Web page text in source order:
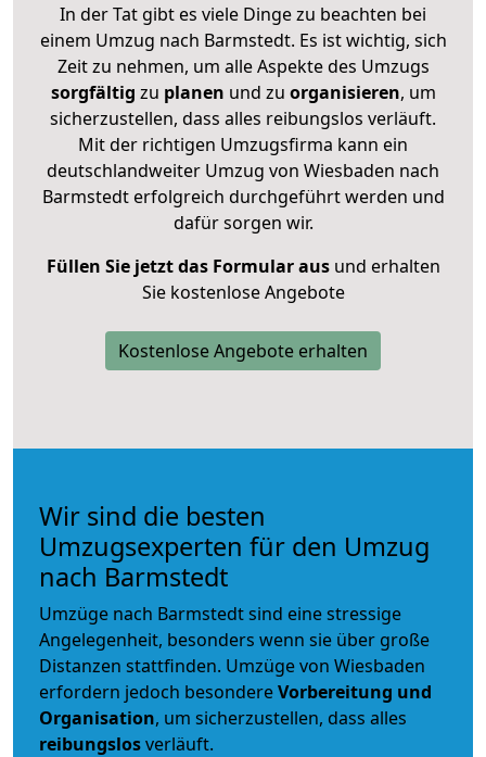
In der Tat gibt es viele Dinge zu beachten bei
einem Umzug nach Barmstedt. Es ist wichtig, sich
Zeit zu nehmen, um alle Aspekte des Umzugs
sorgfältig zu planen und zu organisieren, um
sicherzustellen, dass alles reibungslos verläuft.
Mit der richtigen Umzugsfirma kann ein
deutschlandweiter Umzug von Wiesbaden nach
Barmstedt erfolgreich durchgeführt werden und
dafür sorgen wir.
Füllen Sie jetzt das Formular ausund erhalten
Sie kostenlose Angebote
Kostenlose Angebote erhalten
Wir sind die besten
Umzugsexperten für den Umzug
nach Barmstedt
Umzüge nach Barmstedt sind eine stressige
Angelegenheit, besonders wenn sie über große
Distanzen stattfinden. Umzüge von Wiesbaden
erfordern jedoch besondereVorbereitung und
Organisation, um sicherzustellen, dass alles
reibungslosverläuft.